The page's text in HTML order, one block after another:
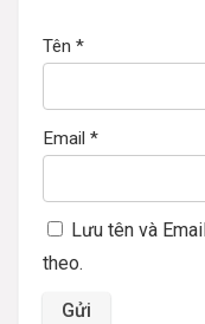
Tên *
Email *
Lưu tên và
theo.